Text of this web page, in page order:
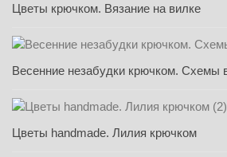
Цветы крючком. Вязание на вилке
Весенние незабудки крючком. Схемы
Цветы handmade. Лилия крючком